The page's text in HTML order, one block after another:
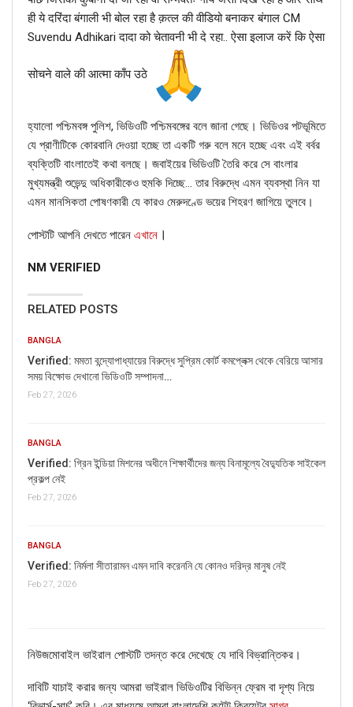
Bid goodbye to BJP Govt)#SHAME
https://t.co/BivZJKZ1ee
— All India Trinamool Congress
(@AITCofficial)April 23, 2019
“Cheats exposed. Desperate @BJP4Bengal tweets
doctored @mamataofficial video. Why did you edit out
next 2 words?,” TMC’s tweet read.
As per the tweet, Mamata Banerjee had said: “৬ই মে আসছে
(Translation: Vote and put the BJP government in the
Here’s Mamata’s full video:
ही ये दरिंदा बंगाली भी बोल रहा है क़त्ल की वीडियो बनाकर बंगाल CM
Suvendu Adhikari दादा को चेतावनी भी दे रहा.. ऐसा इलाज करें कि ऐसा
सोचने वाले की आत्मा काँप उठे
হ্যালো পশ্চিমবঙ্গ পুলিশ, ভিডিওটি পশ্চিমবঙ্গের বলে জানা গেছে। ভিডিওর পটভূমিতে
যে প্রাণীটিকে কোরবানি দেওয়া হচ্ছে তা একটি গরু বলে মনে হচ্ছে এবং এই বর্বর
ব্যক্তিটি বাংলাতেই কথা বলছে। জবাইয়ের ভিডিওটি তৈরি করে সে বাংলার
মুখ্যমন্ত্রী শুভেন্দু অধিকারীকেও হুমকি দিচ্ছে… তার বিরুদ্ধে এমন ব্যবস্থা নিন যা
এমন মানসিকতা পোষণকারী যে কারও মেরুদণ্ডে ভয়ের শিহরণ জাগিয়ে তুলবে।
পোস্টটি আপনি দেখতে পারেন এখানে ।
NM VERIFIED
RELATED POSTS
BANGLA
Verified: মমতা বন্দ্যোপাধ্যায়ের বিরুদ্ধে সুপ্রিম কোর্ট কমপ্লেক্স থেকে বেরিয়ে আসার
সময় বিক্ষোভ দেখানো ভিডিওটি সম্পাদনা…
Feb 27, 2026
BANGLA
Verified: গ্রিন ইন্ডিয়া মিশনের অধীনে শিক্ষার্থীদের জন্য বিনামূল্যে বৈদ্যুতিক সাইকেল
প্রকল্প নেই
Feb 27, 2026
BANGLA
Verified: নির্মলা সীতারামন এমন দাবি করেননি যে কোনও দরিদ্র মানুষ নেই
Feb 27, 2026
নিউজমোবাইল ভাইরাল পোস্টটি তদন্ত করে দেখেছে যে দাবি বিভ্রান্তিকর।
দাবিটি যাচাই করার জন্য আমরা ভাইরাল ভিডিওটির বিভিন্ন ফ্রেম বা দৃশ্য নিয়ে